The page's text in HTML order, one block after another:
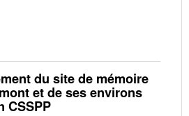
du site de mémoire
et de ses environs
CSSPP